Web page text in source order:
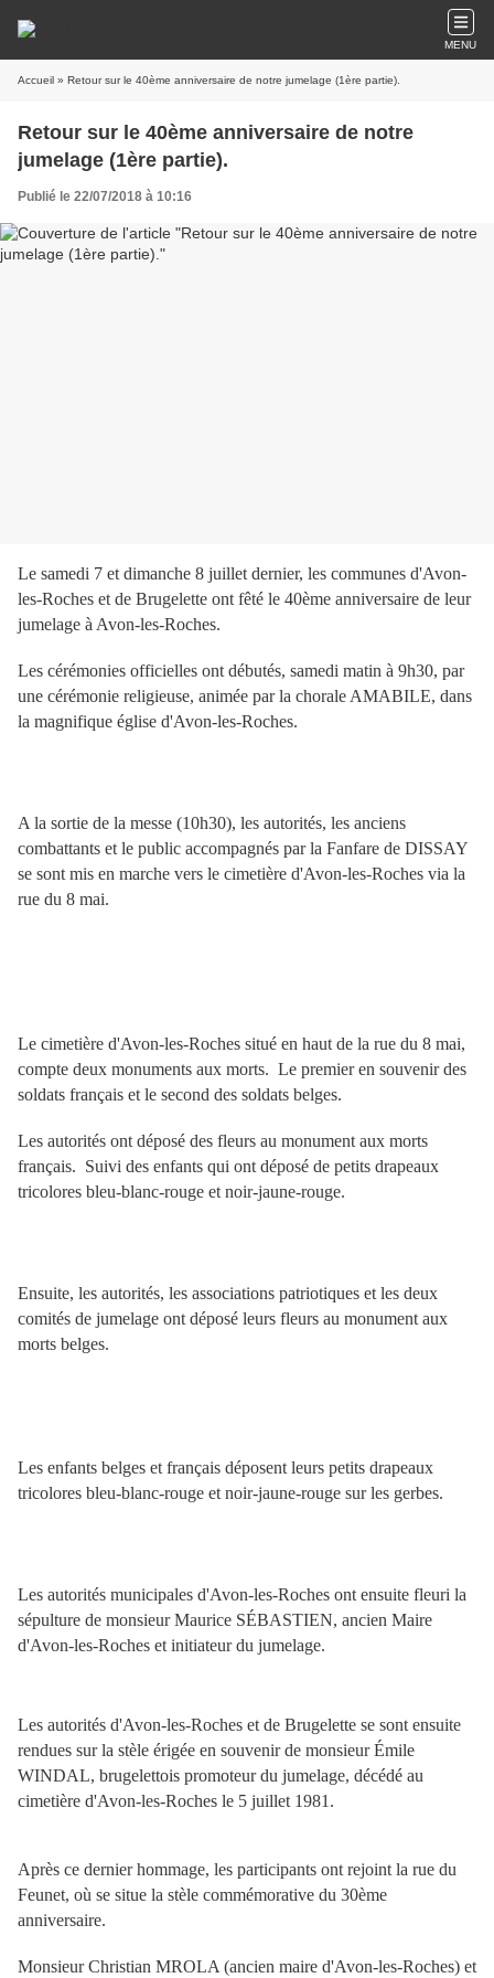
MENU
Accueil » Retour sur le 40ème anniversaire de notre jumelage (1ère partie).
Retour sur le 40ème anniversaire de notre
jumelage (1ère partie).
Publié le 22/07/2018 à 10:16
Le samedi 7 et dimanche 8 juillet dernier, les communes d'Avon-
les-Roches et de Brugelette ont fêté le 40ème anniversaire de leur
jumelage à Avon-les-Roches.
Les cérémonies officielles ont débutés, samedi matin à 9h30, par
une cérémonie religieuse, animée par la chorale AMABILE, dans
la magnifique église d'Avon-les-Roches.
A la sortie de la messe (10h30), les autorités, les anciens
combattants et le public accompagnés par la Fanfare de DISSAY
se sont mis en marche vers le cimetière d'Avon-les-Roches via la
rue du 8 mai.
Le cimetière d'Avon-les-Roches situé en haut de la rue du 8 mai,
compte deux monuments aux morts. Le premier en souvenir des
soldats français et le second des soldats belges.
Les autorités ont déposé des fleurs au monument aux morts
français. Suivi des enfants qui ont déposé de petits drapeaux
tricolores bleu-blanc-rouge et noir-jaune-rouge.
Ensuite, les autorités, les associations patriotiques et les deux
comités de jumelage ont déposé leurs fleurs au monument aux
morts belges.
Les enfants belges et français déposent leurs petits drapeaux
tricolores bleu-blanc-rouge et noir-jaune-rouge sur les gerbes.
Les autorités municipales d'Avon-les-Roches ont ensuite fleuri la
sépulture de monsieur Maurice SÉBASTIEN, ancien Maire
d'Avon-les-Roches et initiateur du jumelage.
Les autorités d'Avon-les-Roches et de Brugelette se sont ensuite
rendues sur la stèle érigée en souvenir de monsieur Émile
WINDAL, brugelettois promoteur du jumelage, décédé au
cimetière d'Avon-les-Roches le 5 juillet 1981.
Après ce dernier hommage, les participants ont rejoint la rue du
Feunet, où se situe la stèle commémorative du 30ème
anniversaire.
Monsieur Christian MROLA (ancien maire d'Avon-les-Roches) et